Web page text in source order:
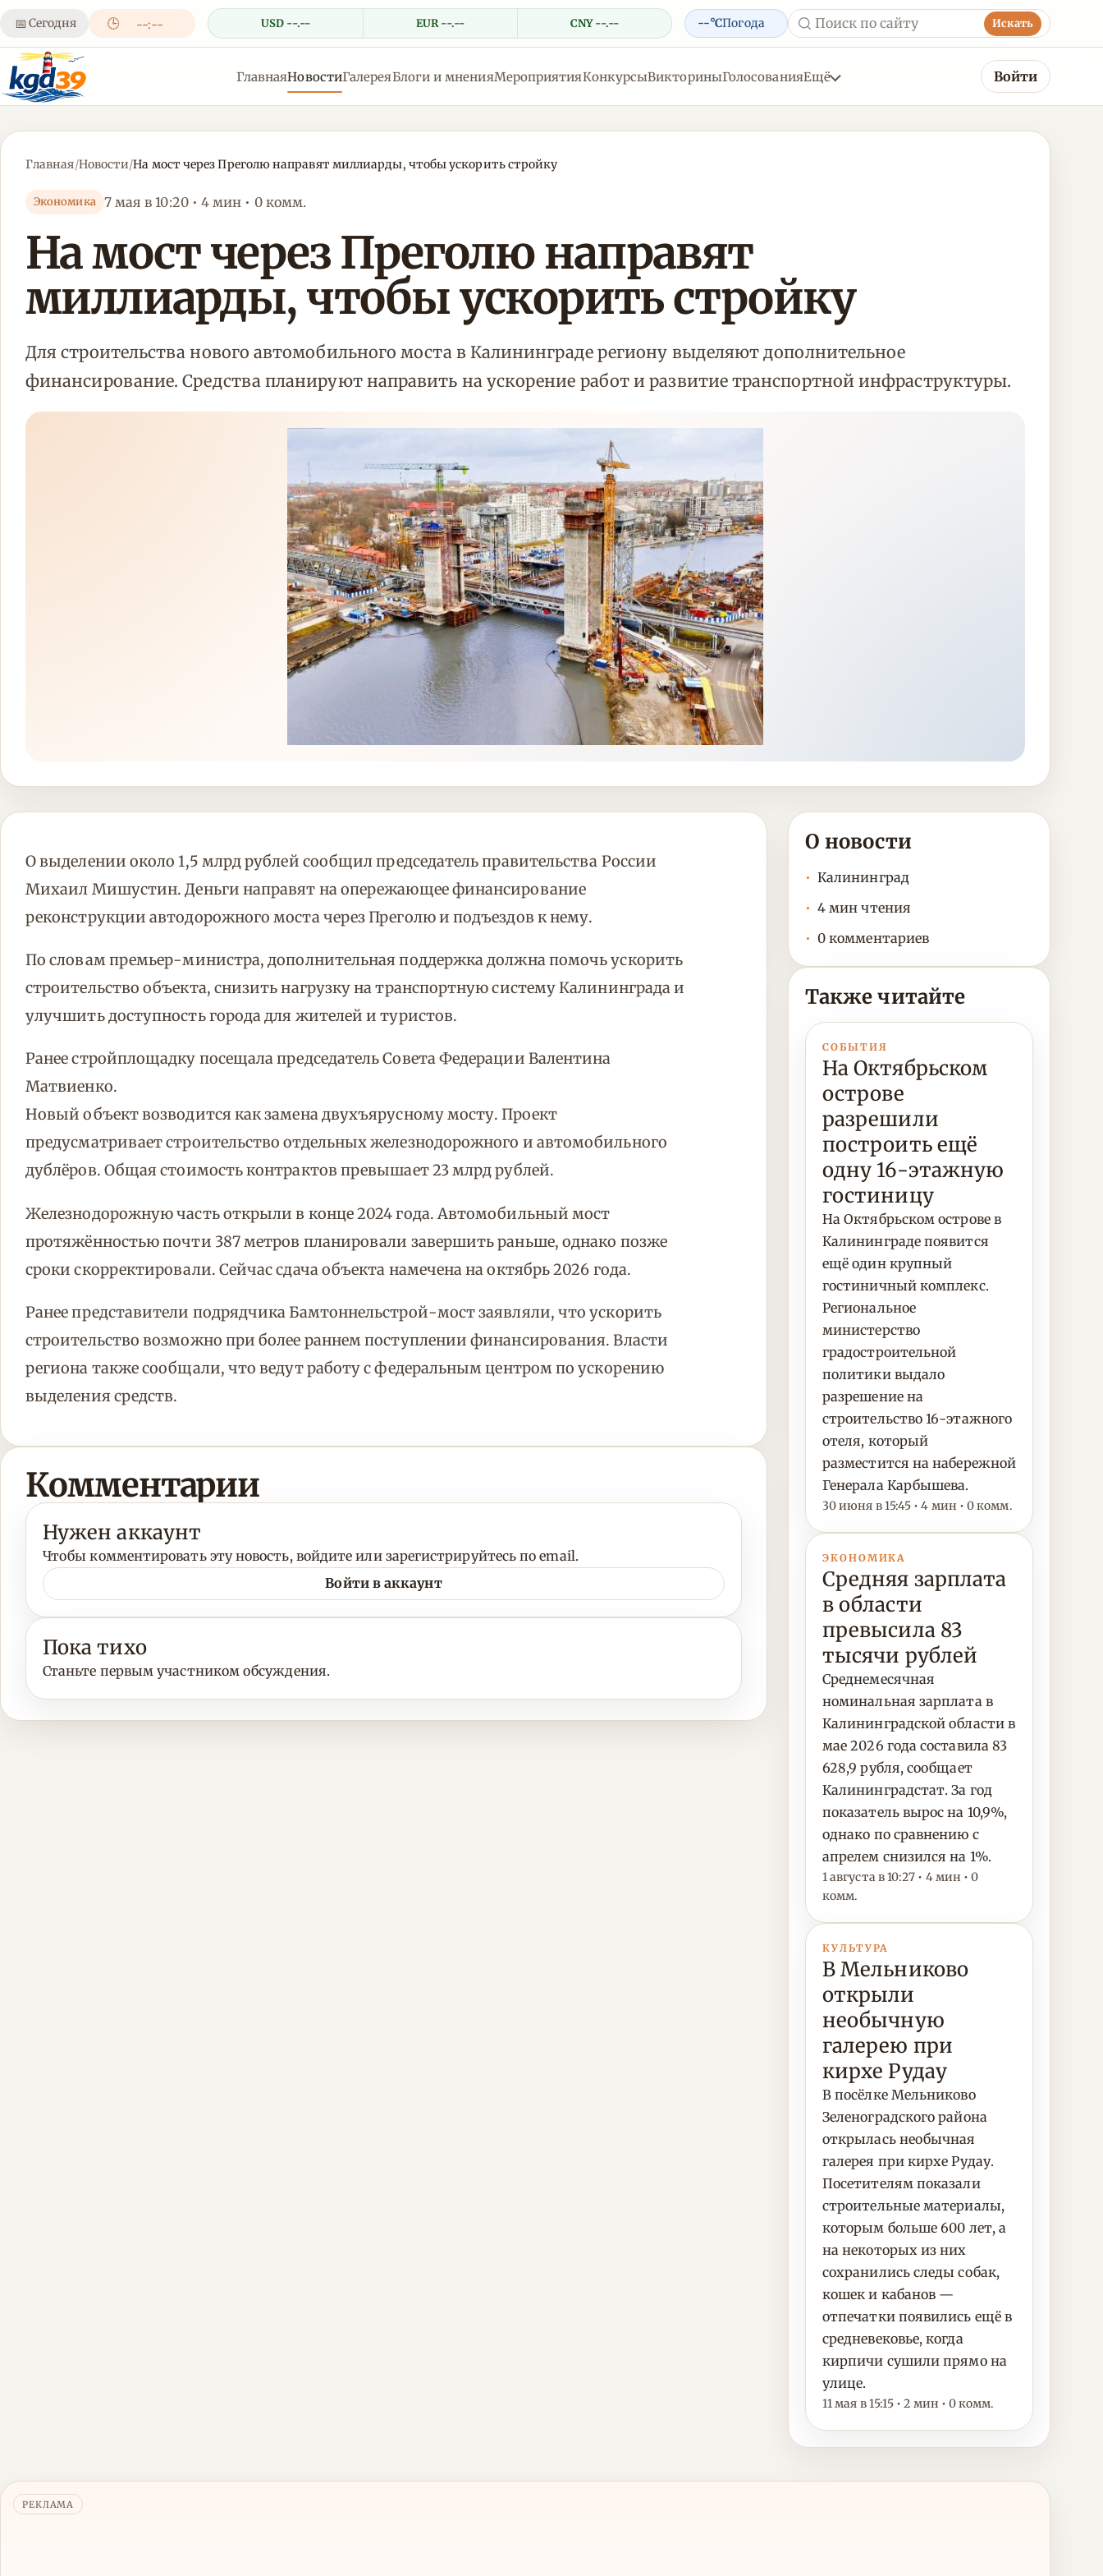
📅 Сегодня 🕒 --:-- USD --.-- EUR --.-- CNY --.-- --°CПогода Искать
ГлавнаяНовостиГалереяБлоги и мненияМероприятияКонкурсыВикториныГолосованияЕщё Войти
Главная/Новости/На мост через Преголю направят миллиарды, чтобы ускорить стройку
Экономика 7 мая в 10:20 • 4 мин • 0 комм.
На мост через Преголю направят
миллиарды, чтобы ускорить стройку
Для строительства нового автомобильного моста в Калининграде региону выделяют дополнительное
финансирование. Средства планируют направить на ускорение работ и развитие транспортной инфраструктуры.
О выделении около 1,5 млрд рублей сообщил председатель правительства России
Михаил Мишустин. Деньги направят на опережающее финансирование
реконструкции автодорожного моста через Преголю и подъездов к нему.
По словам премьер-министра, дополнительная поддержка должна помочь ускорить
строительство объекта, снизить нагрузку на транспортную систему Калининграда и
улучшить доступность города для жителей и туристов.
Ранее стройплощадку посещала председатель Совета Федерации Валентина
Матвиенко.
Новый объект возводится как замена двухъярусному мосту. Проект
предусматривает строительство отдельных железнодорожного и автомобильного
дублёров. Общая стоимость контрактов превышает 23 млрд рублей.
Железнодорожную часть открыли в конце 2024 года. Автомобильный мост
протяжённостью почти 387 метров планировали завершить раньше, однако позже
сроки скорректировали. Сейчас сдача объекта намечена на октябрь 2026 года.
Ранее представители подрядчика Бамтоннельстрой-мост заявляли, что ускорить
строительство возможно при более раннем поступлении финансирования. Власти
региона также сообщали, что ведут работу с федеральным центром по ускорению
выделения средств.
Комментарии
Нужен аккаунт
Чтобы комментировать эту новость, войдите или зарегистрируйтесь по email.
Войти в аккаунт
Пока тихо
Станьте первым участником обсуждения.
О новости
Калининград
4 мин чтения
0 комментариев
Также читайте
СОБЫТИЯ
На Октябрьском
острове
разрешили
построить ещё
одну 16-этажную
гостиницу
На Октябрьском острове в
Калининграде появится
ещё один крупный
гостиничный комплекс.
Региональное
министерство
градостроительной
политики выдало
разрешение на
строительство 16-этажного
отеля, который
разместится на набережной
Генерала Карбышева.
30 июня в 15:45 • 4 мин • 0 комм.
ЭКОНОМИКА
Средняя зарплата
в области
превысила 83
тысячи рублей
Среднемесячная
номинальная зарплата в
Калининградской области в
мае 2026 года составила 83
628,9 рубля, сообщает
Калининградстат. За год
показатель вырос на 10,9%,
однако по сравнению с
апрелем снизился на 1%.
1 августа в 10:27 • 4 мин • 0
комм.
КУЛЬТУРА
В Мельниково
открыли
необычную
галерею при
кирхе Рудау
В посёлке Мельниково
Зеленоградского района
открылась необычная
галерея при кирхе Рудау.
Посетителям показали
строительные материалы,
которым больше 600 лет, а
на некоторых из них
сохранились следы собак,
кошек и кабанов —
отпечатки появились ещё в
средневековье, когда
кирпичи сушили прямо на
улице.
11 мая в 15:15 • 2 мин • 0 комм.
РЕКЛАМА